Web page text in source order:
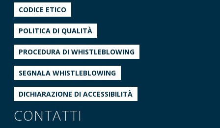
CODICE ETICO
POLITICA DI QUALITÀ
PROCEDURA DI WHISTLEBLOWING
SEGNALA WHISTLEBLOWING
DICHIARAZIONE DI ACCESSIBILITÀ
CONTATTI